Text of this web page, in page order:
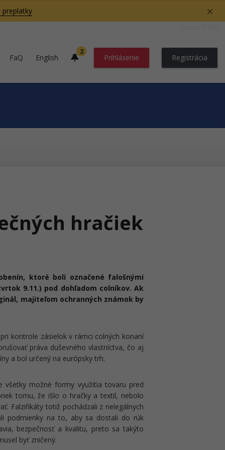
preplatky
FaQ English
2
Prihlásenie Registrácia
hračiek
ktoré boli označené falošnými
9.11.) pod dohľadom colníkov. Ak
majiteľom ochranných známok by
kontrole zásielok v rámci colných konaní
práva duševného vlastníctva, čo aj
a bol určený na európsky trh.
všetky možné formy využitia tovaru pred
tomu, že išlo o hračky a textil, nebolo
Falzifikáty totiž pochádzali z nelegálnych
podmienky na to, aby sa dostali do rúk
bezpečnosť a kvalitu, preto sa takýto
byť zničený.